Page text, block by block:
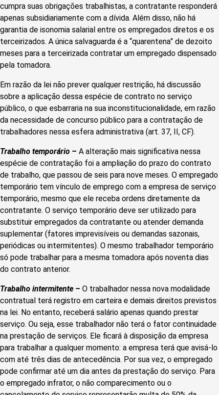
cumpra suas obrigações trabalhistas, a contratante responderá
apenas subsidiariamente com a dívida. Além disso, não há
garantia de isonomia salarial entre os empregados diretos e os
terceirizados. A única salvaguarda é a “quarentena” de dezoito
meses para a terceirizada contratar um empregado dispensado
pela tomadora.
Em razão da lei não prever qualquer restrição, há discussão
sobre a aplicação dessa espécie de contrato no serviço
público, o que esbarraria na sua inconstitucionalidade, em razão
da necessidade de concurso público para a contratação de
trabalhadores nessa esfera administrativa (art. 37, II, CF).
Trabalho temporário – A alteração mais significativa nessa
espécie de contratação foi a ampliação do prazo do contrato
de trabalho, que passou de seis para nove meses. O empregado
temporário tem vínculo de emprego com a empresa de serviço
temporário, mesmo que ele receba ordens diretamente da
contratante. O serviço temporário deve ser utilizado para
substituir empregados da contratante ou atender demanda
suplementar (fatores imprevisíveis ou demandas sazonais,
periódicas ou intermitentes). O mesmo trabalhador temporário
só pode trabalhar para a mesma tomadora após noventa dias
do contrato anterior.
Trabalho intermitente – O trabalhador nessa nova modalidade
contratual terá registro em carteira e demais direitos previstos
na lei. No entanto, receberá salário apenas quando prestar
serviço. Ou seja, esse trabalhador não terá o fator continuidade
na prestação de serviços. Ele ficará à disposição da empresa
para trabalhar a qualquer momento: a empresa terá que avisá-lo
com até três dias de antecedência. Por sua vez, o empregado
pode confirmar até um dia antes da prestação do serviço. Para
o empregado infrator, o não comparecimento ou o